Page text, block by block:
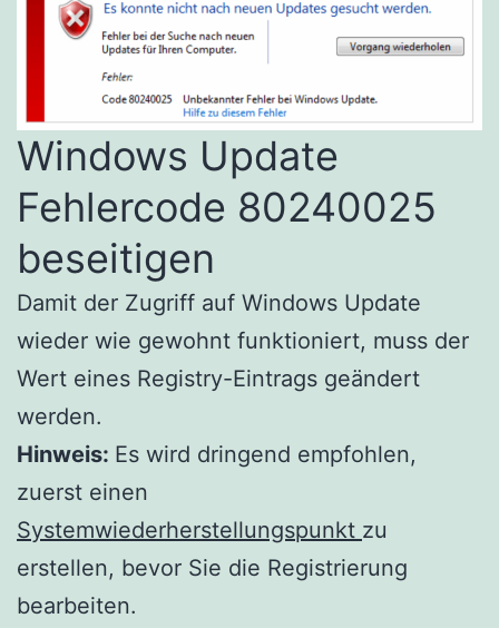
Windows Update
Fehlercode 80240025
beseitigen
Damit der Zugriff auf Windows Update
wieder wie gewohnt funktioniert, muss der
Wert eines Registry-Eintrags geändert
werden.
Hinweis: Es wird dringend empfohlen,
zuerst einen
Systemwiederherstellungspunkt zu
erstellen, bevor Sie die Registrierung
bearbeiten.